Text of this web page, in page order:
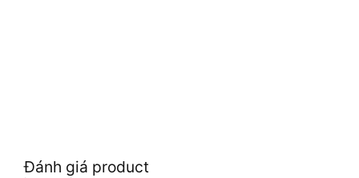
Đánh giá product